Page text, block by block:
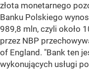
złota monetarnego
Banku Polskiego
989,8 mln, czyli około
przez NBP
of England. "Bank ten
wykonujących usługi